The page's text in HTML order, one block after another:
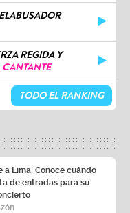
REGIDA Y
TODO EL RANKING
a Lima: Conoce cuándo
de entradas para su